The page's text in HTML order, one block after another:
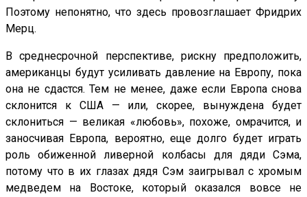
Поэтому непонятно, что здесь провозглашает Фридрих
Мерц.
В среднесрочной перспективе, рискну предположить,
американцы будут усиливать давление на Европу, пока
она не сдастся. Тем не менее, даже если Европа снова
склонится к США — или, скорее, вынуждена будет
склониться — великая «любовь», похоже, омрачится, и
заносчивая Европа, вероятно, еще долго будет играть
роль обиженной ливерной колбасы для дяди Сэма,
потому что в их глазах дядя Сэм заигрывал с хромым
медведем на Востоке, который оказался вовсе не